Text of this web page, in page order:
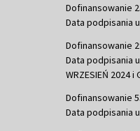
Dofinansowanie
Data podpisania
Dofinansowanie
Data podpisania
WRZESIEŃ 2024 i
Dofinansowanie
Data podpisania